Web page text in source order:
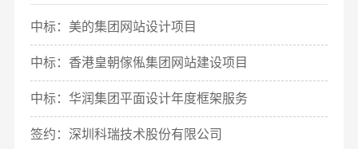
中标：美的集团网站设计项目
中标：香港皇朝傢俬集团网站建设项目
中标：华润集团平面设计年度框架服务
签约：深圳科瑞技术股份有限公司